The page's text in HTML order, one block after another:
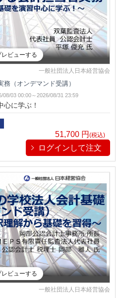
レビューする
一般社団法人日本経営協会
（オンデマンド受講）
08/03 00:00～2026/08/31 23:59
に学ぶ！
51,700 円 (税込)
ログインして注文
レビューする
一般社団法人日本経営協会